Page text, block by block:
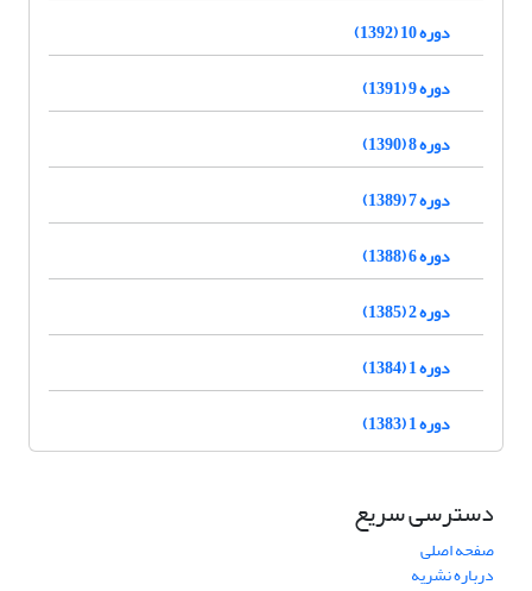
دوره 10 (1392)
دوره 9 (1391)
دوره 8 (1390)
دوره 7 (1389)
دوره 6 (1388)
دوره 2 (1385)
دوره 1 (1384)
دوره 1 (1383)
دسترسی سریع
صفحه اصلی
درباره نشریه